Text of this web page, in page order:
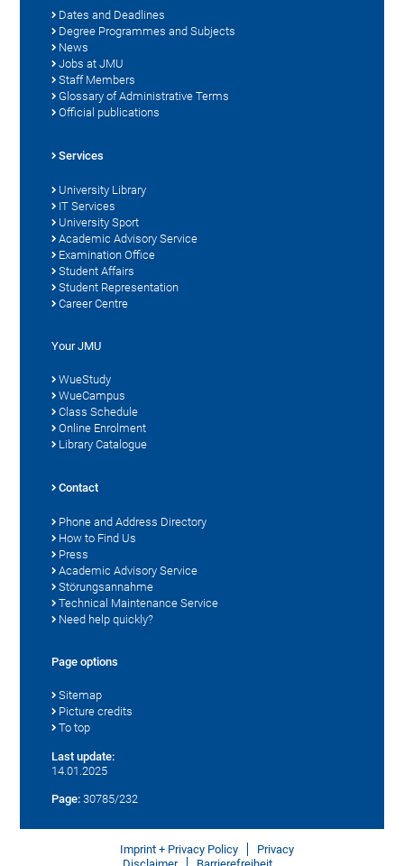
Dates and Deadlines
Degree Programmes and Subjects
News
Jobs at JMU
Staff Members
Glossary of Administrative Terms
Official publications
Services
University Library
IT Services
University Sport
Academic Advisory Service
Examination Office
Student Affairs
Student Representation
Career Centre
Your JMU
WueStudy
WueCampus
Class Schedule
Online Enrolment
Library Catalogue
Contact
Phone and Address Directory
How to Find Us
Press
Academic Advisory Service
Störungsannahme
Technical Maintenance Service
Need help quickly?
Page options
Sitemap
Picture credits
To top
Last update:
14.01.2025
Page: 30785/232
Imprint + Privacy Policy
Privacy